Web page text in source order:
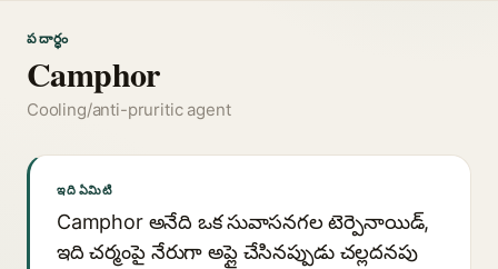
పదార్థం
Camphor
Cooling/anti-pruritic agent
ఇది ఏమిటి
Camphor అనేది ఒక సువాసనగల టెర్పెనాయిడ్,
ఇది చర్మంపై నేరుగా అప్లై చేసినప్పుడు చల్లదనపు